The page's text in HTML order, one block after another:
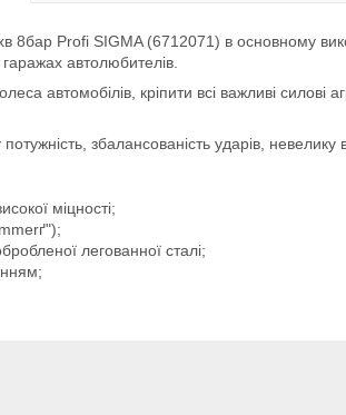
Profi SIGMA (6712071) в основному
автолюбителів.
автомобілів, кріпити всі важливі силові
збалансованість ударів,
міцності;
легованної сталі;